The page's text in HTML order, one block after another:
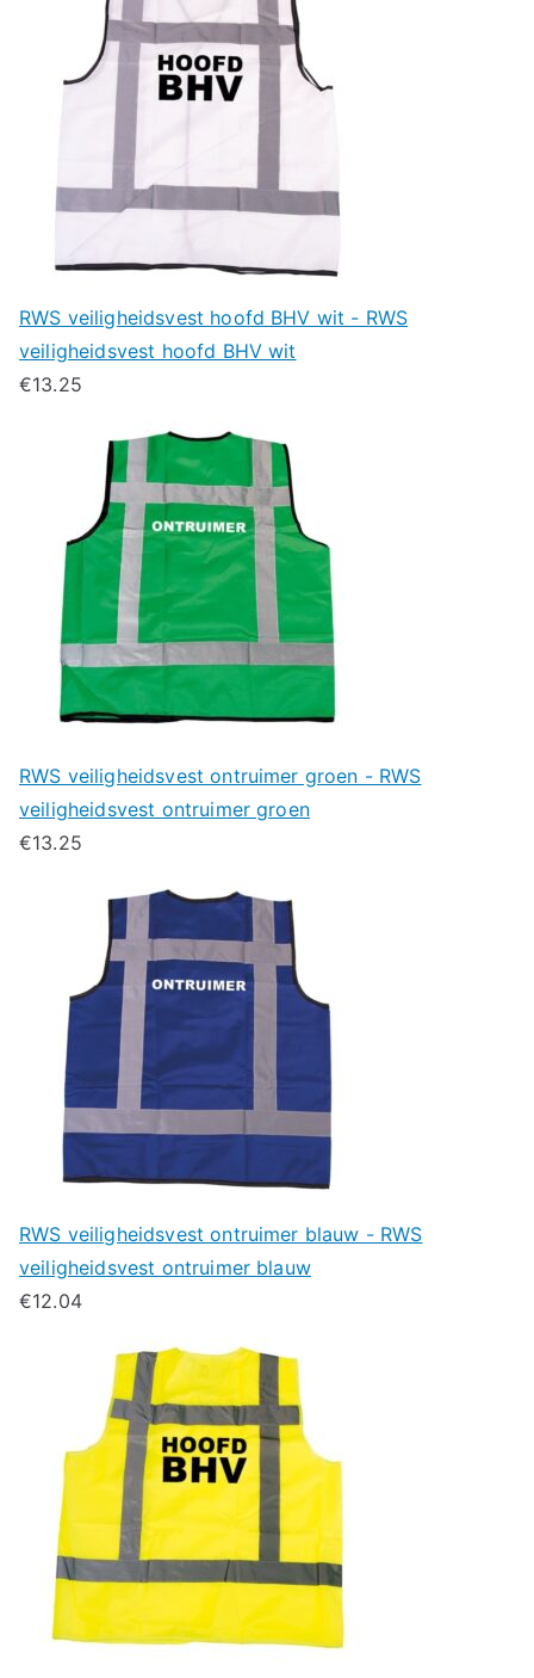
RWS veiligheidsvest hoofd BHV wit - RWS
veiligheidsvest hoofd BHV wit
€13.25
RWS veiligheidsvest ontruimer groen - RWS
veiligheidsvest ontruimer groen
€13.25
RWS veiligheidsvest ontruimer blauw - RWS
veiligheidsvest ontruimer blauw
€12.04